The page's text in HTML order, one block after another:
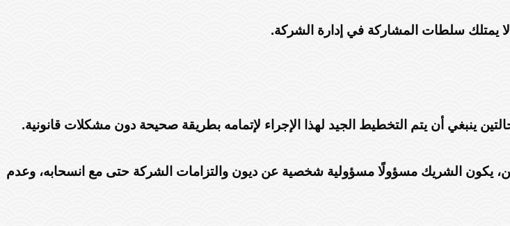
يمتلك سلطات المشاركة في إدارة الشركة.
ينبغي أن يتم التخطيط الجيد لهذا الإجراء لإتمامه بطريقة صحيحة دون مشكلات قانونية.
الشريك مسؤولًا مسؤولية شخصية عن ديون والتزامات الشركة حتى مع انسحابه، وعدم